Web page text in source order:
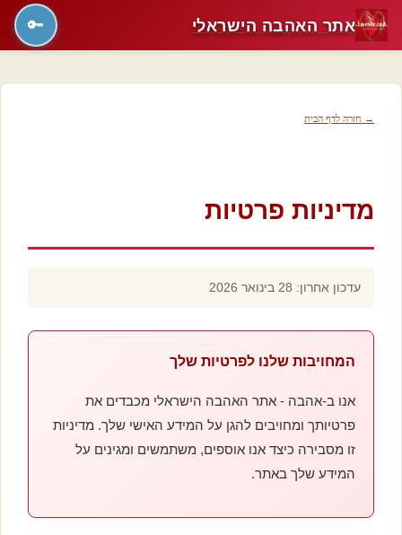
→ חזרה לדף הבית
מדיניות פרטיות
עדכון אחרון: 28 בינואר 2026
המחויבות שלנו לפרטיות שלך
אנו ב-אהבה - אתר האהבה הישראלי מכבדים את
פרטיותך ומחויבים להגן על המידע האישי שלך. מדיניות
זו מסבירה כיצד אנו אוספים, משתמשים ומגינים על
המידע שלך באתר.
אתר האהבה הישראלי 🔑